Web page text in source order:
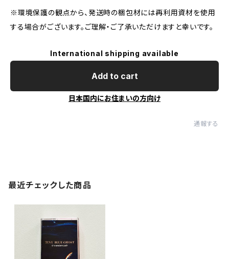
※環境保護の観点から、発送時の梱包材には再利用資材を使用
する場合がございます。ご理解・ご了承いただけますと幸いです。
International shipping available
Add to cart
日本国内にお住まいの方向け
通報する
最近チェックした商品